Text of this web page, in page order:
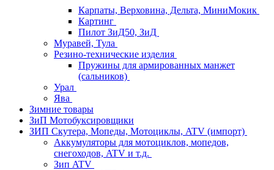
Карпаты, Верховина, Дельта, МиниМокик
Картинг
Пилот ЗиД50, ЗиД
Муравей, Тула
Резино-технические изделия
Пружины для армированных манжет
(сальников)
Урал
Ява
Зимние товары
ЗиП Мотобуксировщики
ЗИП Скутера, Мопеды, Мотоциклы, ATV (импорт)
Аккумуляторы для мотоциклов, мопедов,
снегоходов, ATV и т.д.
Зип ATV